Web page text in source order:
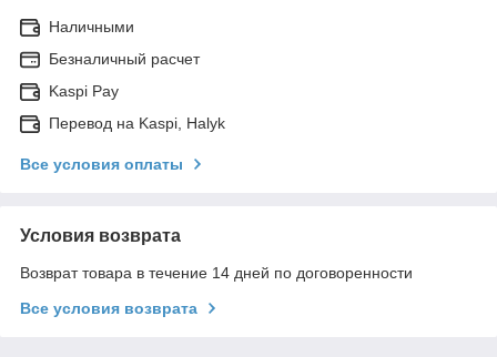
Наличными
Безналичный расчет
Kaspi Pay
Перевод на Kaspi, Halyk
Все условия оплаты
Условия возврата
Возврат товара в течение 14 дней по договоренности
Все условия возврата